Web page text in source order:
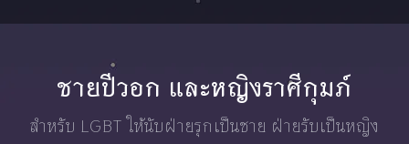
ชายปีวอก และหญิงราศีกุมภ์
สำหรับ LGBT ให้นับฝ่ายรุกเป็นชาย ฝ่ายรับเป็นหญิง